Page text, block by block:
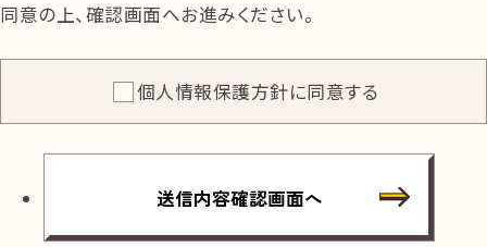
同意の上、確認画面へお進みください。
個人情報保護方針に同意する
送信内容確認画面へ